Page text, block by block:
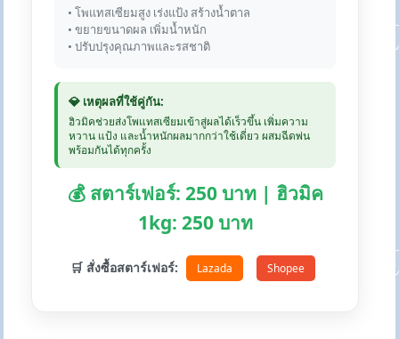
• โพแทสเซียมสูง เร่งแป้ง สร้างน้ำตาล
• ขยายขนาดผล เพิ่มน้ำหนัก
• ปรับปรุงคุณภาพและรสชาติ
💎 เหตุผลที่ใช้คู่กัน:
ฮิวมิคช่วยส่งโพแทสเซียมเข้าสู่ผลได้เร็วขึ้น เพิ่มความ
หวาน แป้ง และน้ำหนักผลมากกว่าใช้เดี่ยว ผสมฉีดพ่น
พร้อมกันได้ทุกครั้ง
💰 สตาร์เฟอร์: 250 บาท | ฮิวมิค
1kg: 250 บาท
🛒 สั่งซื้อสตาร์เฟอร์: Lazada Shopee